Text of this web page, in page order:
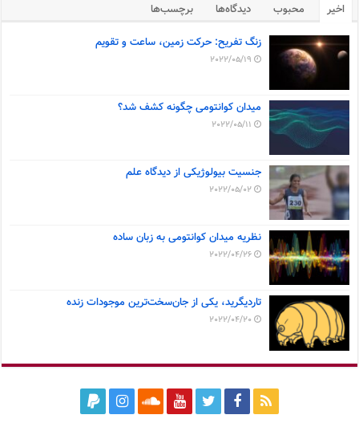
اخیر محبوب دیدگاه‌ها برچسب‌ها
زنگ تفریح: حرکت زمین، ساعت و تقویم
2022/05/19
میدان کوانتومی چگونه کشف شد؟
2022/05/11
جنسیت بیولوژیکی از دیدگاه علم
2022/05/02
نظریه میدان کوانتومی به زبان ساده
2022/04/26
تاردیگرید، یکی از جان‌سخت‌ترین موجودات زنده
2022/04/20